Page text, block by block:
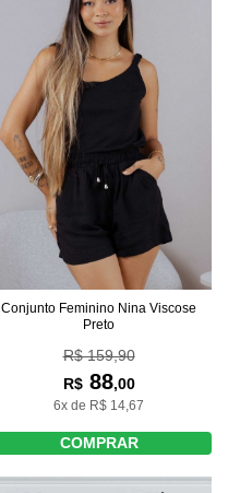
Conjunto Feminino Nina Viscose
Preto
R$ 159,90
R$88,00
6x de R$ 14,67
COMPRAR